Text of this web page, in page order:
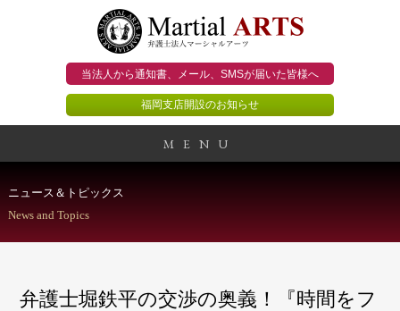
当法人から通知書、メール、 SMSが届いた皆様へ
福岡支店開設のお知らせ
MENU
事務所概要
ニュース＆トピックス
News and Topics
弁護士堀鉄平の交渉の奥義！『時間をフ